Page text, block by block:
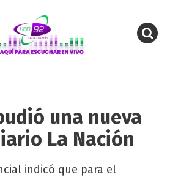
una nueva
La Nación
indicó que para el